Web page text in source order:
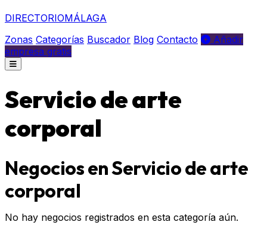
DIRECTORIOMÁLAGA
Zonas Categorías Buscador Blog Contacto
Añadir
empresa gratis
Servicio de arte
corporal
Negocios en Servicio de arte
corporal
No hay negocios registrados en esta categoría aún.